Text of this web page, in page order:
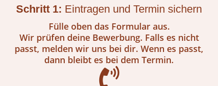
Schritt 1: Eintragen und Termin sichern
Fülle oben das Formular aus.
Wir prüfen deine Bewerbung. Falls es nicht
passt, melden wir uns bei dir. Wenn es passt,
dann bleibt es bei dem Termin.